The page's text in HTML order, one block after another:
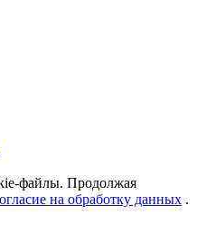
файлы. Продолжая
на обработку данных .